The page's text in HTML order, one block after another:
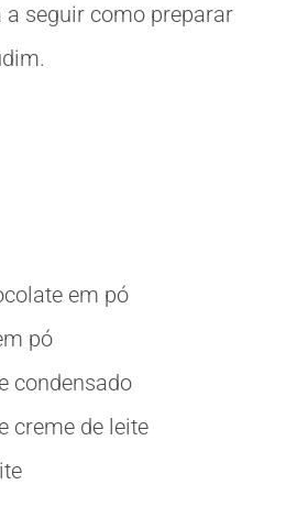
a seguir como preparar
em pó
pó
condensado
creme de leite